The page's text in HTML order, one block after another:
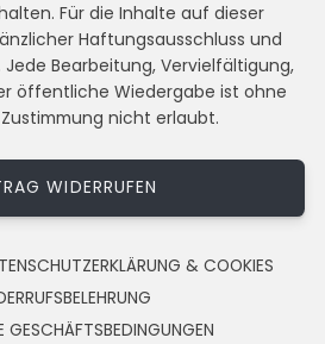
Für die Inhalte auf dieser
Haftungsausschluss und
Bearbeitung, Vervielfältigung,
öffentliche Wiedergabe ist ohne
nicht erlaubt.
WIDERRUFEN
& COOKIES
GESCHÄFTSBEDINGUNGEN